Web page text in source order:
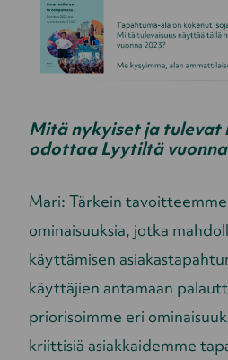
Mitä nykyiset ja
odottaa Lyytiltä vuonna
Mari: Tärkein
ominaisuuksia, jotka
käyttämisen
käyttäjien antamaan
priorisoimme eri
kriittisiä asiakkaidemme